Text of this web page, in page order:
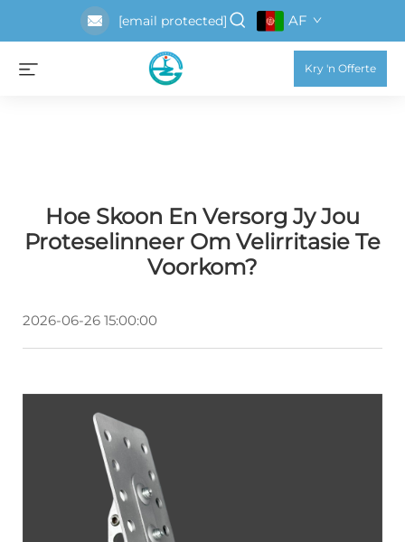
[email protected] AF
Kry 'n Offerte
Hoe Skoon En Versorg Jy Jou
Proteselinneer Om Velirritasie Te
Voorkom?
2026-06-26 15:00:00